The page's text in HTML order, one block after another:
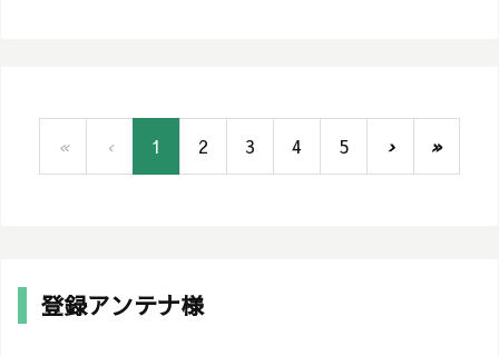
« ‹ 1 2 3 4 5 › »
登録アンテナ様